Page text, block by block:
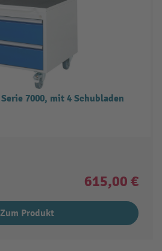
7000, mit 4 Schubladen
615,00 €
Zum Produkt